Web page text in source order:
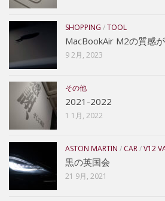
SHOPPING /TOOL
MacBookAir M2の質感
9 2月, 2023
その他
2021-2022
1 1月, 2022
ASTON MARTIN / CAR/V12
黒の英国会
21 9月, 2021